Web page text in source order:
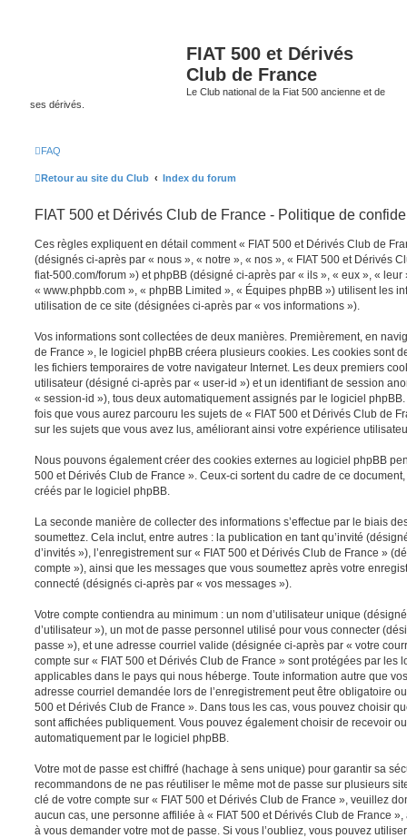
FIAT 500 et Dérivés
Club de France
Le Club national de la Fiat 500 ancienne et de
ses dérivés.
FAQ
Retour au site du Club Index du forum
FIAT 500 et Dérivés Club de France - Politique de
Ces règles expliquent en détail comment « FIAT 500 et Dérivés Club de
(désignés ci-après par « nous », « notre », « nos », « FIAT 500 et Dérivés
fiat-500.com/forum ») et phpBB (désigné ci-après par « ils », « eux », «
« www.phpbb.com », « phpBB Limited », « Équipes phpBB ») utilisent les
utilisation de ce site (désignées ci-après par « vos informations »).
Vos informations sont collectées de deux manières. Premièrement, en
de France », le logiciel phpBB créera plusieurs cookies. Les cookies sont
les fichiers temporaires de votre navigateur Internet. Les deux premiers
utilisateur (désigné ci-après par « user-id ») et un identifiant de session
« session-id »), tous deux automatiquement assignés par le logiciel
fois que vous aurez parcouru les sujets de « FIAT 500 et Dérivés Club de
sur les sujets que vous avez lus, améliorant ainsi votre expérience
Nous pouvons également créer des cookies externes au logiciel phpBB
500 et Dérivés Club de France ». Ceux-ci sortent du cadre de ce
créés par le logiciel phpBB.
La seconde manière de collecter des informations s’effectue par le biais
soumettez. Cela inclut, entre autres : la publication en tant qu’invité
d’invités »), l’enregistrement sur « FIAT 500 et Dérivés Club de France »
compte »), ainsi que les messages que vous soumettez après votre
connecté (désignés ci-après par « vos messages »).
Votre compte contiendra au minimum : un nom d’utilisateur unique
d’utilisateur »), un mot de passe personnel utilisé pour vous connecter
passe »), et une adresse courriel valide (désignée ci-après par « votre
compte sur « FIAT 500 et Dérivés Club de France » sont protégées par les
applicables dans le pays qui nous héberge. Toute information autre que
adresse courriel demandée lors de l’enregistrement peut être obligatoire
500 et Dérivés Club de France ». Dans tous les cas, vous pouvez choisir
sont affichées publiquement. Vous pouvez également choisir de recevoir
automatiquement par le logiciel phpBB.
Votre mot de passe est chiffré (hachage à sens unique) pour garantir sa
recommandons de ne pas réutiliser le même mot de passe sur plusieurs
clé de votre compte sur « FIAT 500 et Dérivés Club de France », veuillez
aucun cas, une personne affiliée à « FIAT 500 et Dérivés Club de France
à vous demander votre mot de passe. Si vous l’oubliez, vous pouvez